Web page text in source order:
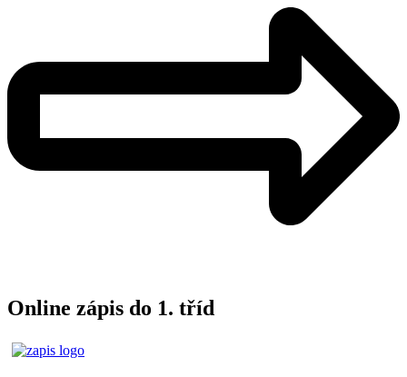
Online zápis do 1. tříd